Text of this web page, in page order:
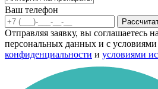
Ваш телефон
Отправляя заявку, вы соглашаетесь
персональных данных и с условиями
конфиденциальности и условиями